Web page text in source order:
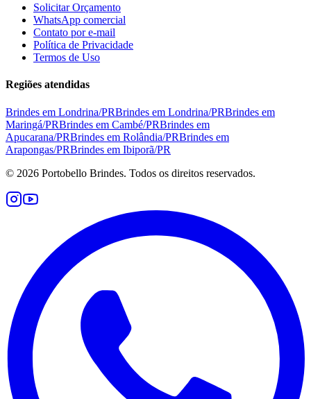
Solicitar Orçamento
WhatsApp comercial
Contato por e-mail
Política de Privacidade
Termos de Uso
Regiões atendidas
Brindes em Londrina/PRBrindes em Londrina/PRBrindes em
Maringá/PRBrindes em Cambé/PRBrindes em
Apucarana/PRBrindes em Rolândia/PRBrindes em
Arapongas/PRBrindes em Ibiporã/PR
© 2026 Portobello Brindes. Todos os direitos reservados.